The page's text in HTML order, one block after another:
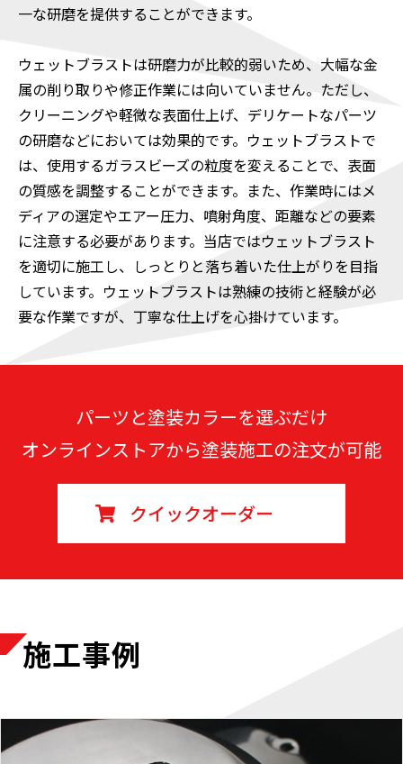
一な研磨を提供することができます。
ウェットブラストは研磨力が比較的弱いため、大幅な金
属の削り取りや修正作業には向いていません。ただし、
クリーニングや軽微な表面仕上げ、デリケートなパーツ
の研磨などにおいては効果的です。ウェットブラストで
は、使用するガラスビーズの粒度を変えることで、表面
の質感を調整することができます。また、作業時にはメ
ディアの選定やエアー圧力、噴射角度、距離などの要素
に注意する必要があります。当店ではウェットブラスト
を適切に施工し、しっとりと落ち着いた仕上がりを目指
しています。ウェットブラストは熟練の技術と経験が必
要な作業ですが、丁寧な仕上げを心掛けています。
パーツと塗装カラーを選ぶだけ
オンラインストアから塗装施工の注文が可能
クイックオーダー
施工事例